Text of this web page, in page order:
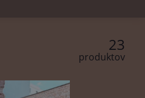
23
produktov